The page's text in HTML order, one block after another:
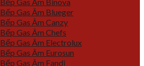
Bếp Gas Âm Blueger
Bếp Gas Âm Canzy
Bếp Gas Âm Chefs
Bếp Gas Âm Electrolux
Bếp Gas Âm Eurosun
Bếp Gas Âm Fandi